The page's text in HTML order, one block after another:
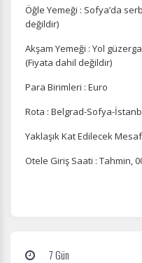
Öğle Yemeği : Sofya’da
değildir)
Akşam Yemeği : Yol
(Fiyata dahil değildir)
Para Birimleri : Euro
Rota : Belgrad-Sofya-
Yaklaşık Kat Edilecek
Otele Giriş Saati : Tahmin,
7 Gün